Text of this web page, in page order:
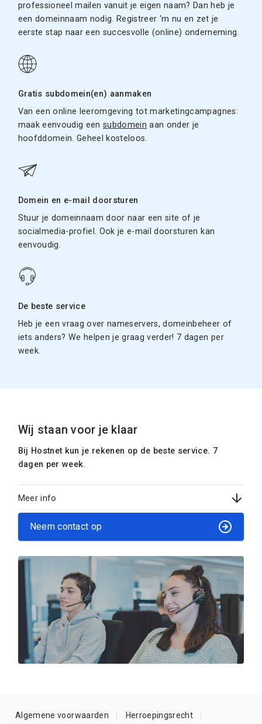
professioneel mailen vanuit je eigen naam? Dan heb je
een domeinnaam nodig. Registreer ‘m nu en zet je
eerste stap naar een succesvolle (online) onderneming.
Gratis subdomein(en) aanmaken
Van een online leeromgeving tot marketingcampagnes:
maak eenvoudig eensubdomein aan onder je
hoofddomein. Geheel kosteloos.
Domein en e-mail doorsturen
Stuur je domeinnaam door naar een site of je
socialmedia-profiel. Ook je e-mail doorsturen kan
eenvoudig.
De beste service
Heb je een vraag over nameservers, domeinbeheer of
iets anders? We helpen je graag verder! 7 dagen per
week.
Wij staan voor je klaar
Bij Hostnet kun je rekenen op de beste service. 7
dagen per week.
Meer info
Neem contact op
Algemene voorwaarden Herroepingsrecht